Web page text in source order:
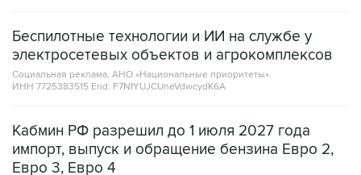
Беспилотные технологии и ИИ на службе у
электросетевых объектов и агрокомплексов
Социальная реклама, АНО «Национальные приоритеты».
ИНН 7725383515 Erid: F7NfYUJCUneVdwcydK6A
Кабмин РФ разрешил до 1 июля 2027 года
импорт, выпуск и обращение бензина Евро 2,
Евро 3, Евро 4